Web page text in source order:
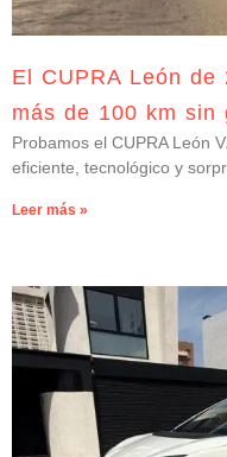
El CUPRA León
más de 100 km sin
Probamos el CUPRA León
eficiente, tecnológico y
Leer más »